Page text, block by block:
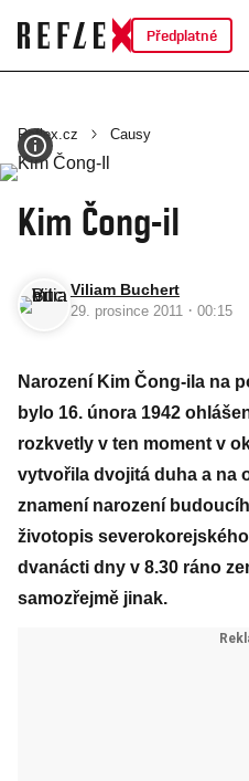
Předplatné
Reflex.cz Causy
Kim Čong-il
Viliam Buchert
29. prosince 2011 · 00:15
Narození Kim Čong-ila na
bylo 16. února 1942
rozkvetly v ten moment v
vytvořila dvojitá duha a na
znamení narození
životopis
dvanácti dny v 8.30 ráno
samozřejmě jinak.